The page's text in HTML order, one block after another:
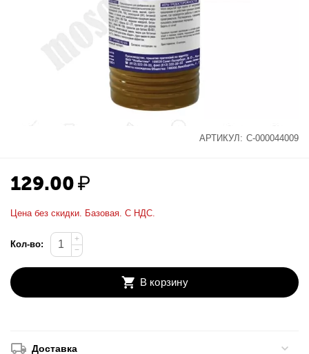
АРТИКУЛ: С-000044009
129.00₽
Цена без скидки. Базовая. С НДС.
Кол-во:
+
−
В корзину
Доставка